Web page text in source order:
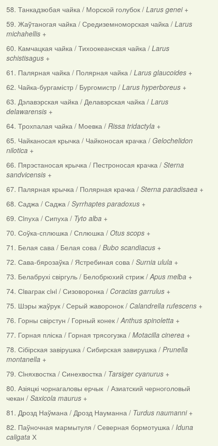
58. Танкадзюбая чайка / Морской голубок / Larus genei +
59. Жаўтаногая чайка / Средиземноморская чайка / Larus
michahellis+
60. Камчацкая чайка / Тихоокеанская чайка / Larus
schistisagus+
61. Палярная чайка / Полярная чайка / Larus glaucoides+
62. Чайка-бургамістр / Бургомистр / Larus hyperboreus+
63. Дэлавэрская чайка / Делавэрская чайка / Larus
delawarensis+
64. Трохпалая чайка / Моевка / Rissa tridactyla+
65. Чайканосая крычка / Чайконосая крачка / Gelochelidon
nilotica+
66. Пярэстаносая крычка / Пестроносая крачка / Sterna
sandvicensis+
67. Палярная крычка / Полярная крачка / Sterna paradisaea+
68. Саджа / Саджа / Syrrhaptes paradoxus+
69. Сiпуха / Сипуха / Tyto alba+
70. Соўка-сплюшка / Сплюшка / Otus scops+
71. Белая сава / Белая сова / Bubo scandiacus+
72. Сава-бярозаўка / Ястребиная сова / Surnia ulula+
73. Белабрухі свіргуль / Белобрюхий стриж /Apus melba+
74. Сiваграк сiнi / Сизоворонка / Coracias garrulus+
75. Шэры жаўрук / Серый жаворонок / Calandrella rufescens+
76. Горны свірстун / Горный конек /Anthus spinoletta+
77. Горная пліска / Горная трясогузка / Motacilla cinerea+
78. Сібірская завірушка / Сибирская завирушка / Prunella
montanella+
79. Сiняхвостка / Синехвостка / Tarsiger cyanurus+
80. Азіяцкі чорнагаловы ерчык / Азиатский черноголовый
чекан / Saxicola maurus+
81. Дрозд Наўмана / Дрозд Науманна / Turdus naumanni+
82. Паўночная мармытуля / Северная бормотушка / Iduna
caligataХ